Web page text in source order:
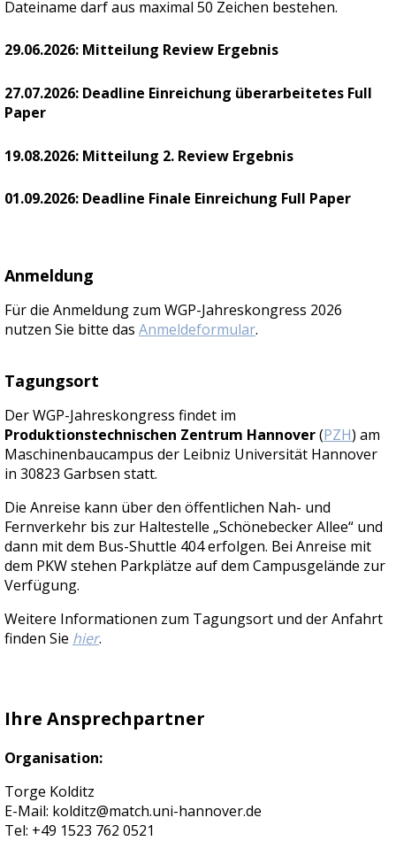
Dateiname darf aus maximal 50 Zeichen bestehen.
29.06.2026: Mitteilung Review Ergebnis
27.07.2026: Deadline Einreichung überarbeitetes Full
Paper
19.08.2026: Mitteilung 2. Review Ergebnis
01.09.2026: Deadline Finale Einreichung Full Paper
Anmeldung
Für die Anmeldung zum WGP-Jahreskongress 2026
nutzen Sie bitte das Anmeldeformular.
Tagungsort
Der WGP-Jahreskongress findet im
Produktionstechnischen Zentrum Hannover(PZH) am
Maschinenbaucampus der Leibniz Universität Hannover
in 30823 Garbsen statt.
Die Anreise kann über den öffentlichen Nah- und
Fernverkehr bis zur Haltestelle „Schönebecker Allee“ und
dann mit dem Bus-Shuttle 404 erfolgen. Bei Anreise mit
dem PKW stehen Parkplätze auf dem Campusgelände zur
Verfügung.
Weitere Informationen zum Tagungsort und der Anfahrt
finden Sie hier.
Ihre Ansprechpartner
Organisation:
Torge Kolditz
E-Mail: kolditz@match.uni-hannover.de
Tel: +49 1523 762 0521